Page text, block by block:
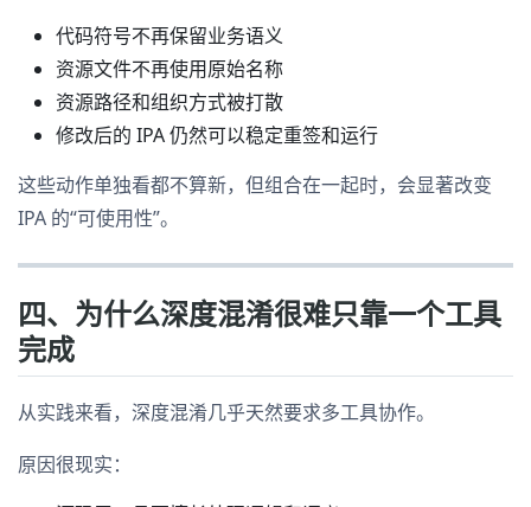
代码符号不再保留业务语义
资源文件不再使用原始名称
资源路径和组织方式被打散
修改后的 IPA 仍然可以稳定重签和运行
这些动作单独看都不算新，但组合在一起时，会显著改变
IPA 的“可使用性”。
四、为什么深度混淆很难只靠一个工具
完成
从实践来看，深度混淆几乎天然要求多工具协作。
原因很现实：